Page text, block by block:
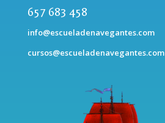
657 683 458
info@escueladenavegantes.com
cursos@escueladenavegantes.com